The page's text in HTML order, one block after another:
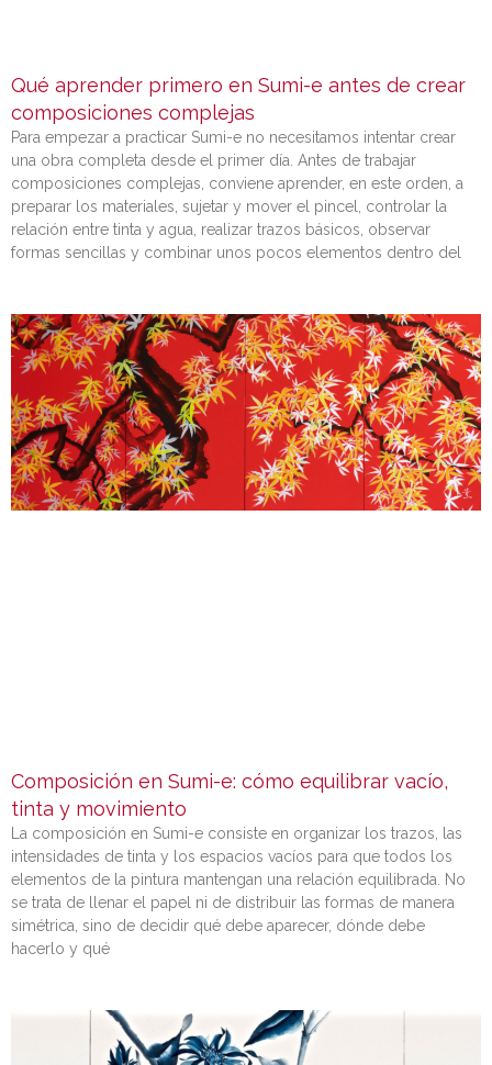
Qué aprender primero en Sumi-e antes de crear
composiciones complejas
Para empezar a practicar Sumi-e no necesitamos intentar crear
una obra completa desde el primer día. Antes de trabajar
composiciones complejas, conviene aprender, en este orden, a
preparar los materiales, sujetar y mover el pincel, controlar la
relación entre tinta y agua, realizar trazos básicos, observar
formas sencillas y combinar unos pocos elementos dentro del
Composición en Sumi-e: cómo equilibrar vacío,
tinta y movimiento
La composición en Sumi-e consiste en organizar los trazos, las
intensidades de tinta y los espacios vacíos para que todos los
elementos de la pintura mantengan una relación equilibrada. No
se trata de llenar el papel ni de distribuir las formas de manera
simétrica, sino de decidir qué debe aparecer, dónde debe
hacerlo y qué